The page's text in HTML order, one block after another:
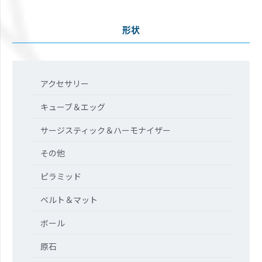
形状
アクセサリー
キューブ＆エッグ
サージスティック＆ハーモナイザー
その他
ピラミッド
ベルト＆マット
ボール
原石